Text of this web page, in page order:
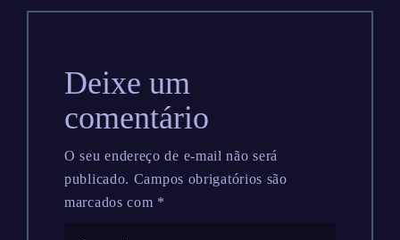
Deixe um
comentário
O seu endereço de e-mail não será
publicado. Campos obrigatórios são
marcados com *